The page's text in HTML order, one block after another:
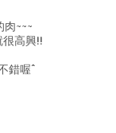
~~~
很高興!!
喔^^